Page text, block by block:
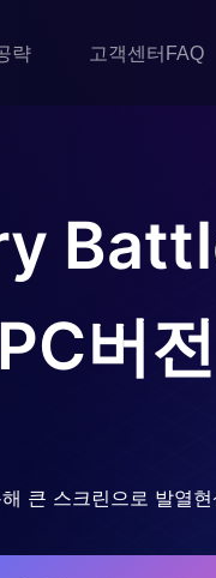
략 고객센터FAQ
PC버
큰 스크린으로 발열